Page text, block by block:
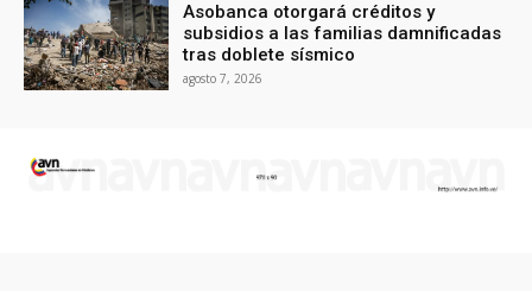
Asobanca otorgará créditos y
subsidios a las familias damnificadas
tras doblete sísmico
agosto 7, 2026